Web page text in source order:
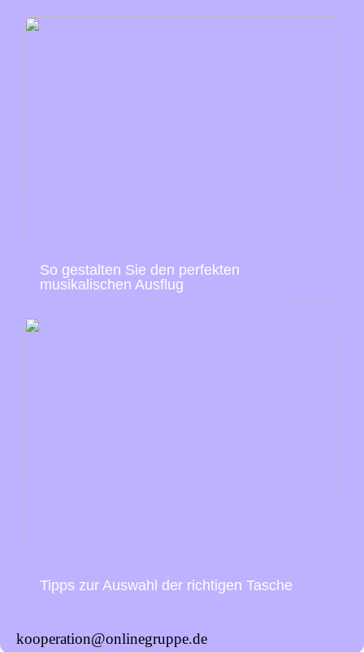
So gestalten Sie den perfekten
musikalischen Ausflug
Tipps zur Auswahl der richtigen Tasche
kooperation@onlinegruppe.de